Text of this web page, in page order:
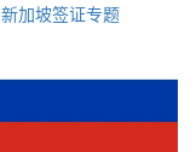
新加坡签证专题